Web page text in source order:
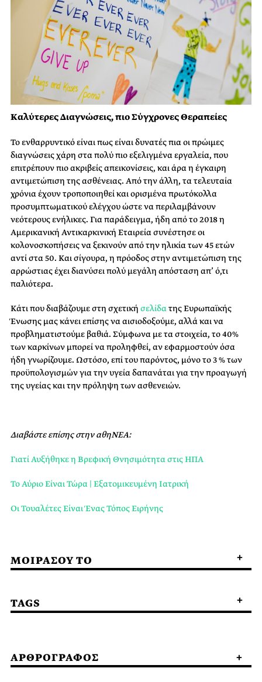
Καλύτερες Διαγνώσεις, πιο Σύγχρονες Θεραπείες
Το ενθαρρυντικό είναι πως είναι δυνατές πια οι πρώιμες
διαγνώσεις χάρη στα πολύ πιο εξελιγμένα εργαλεία, που
επιτρέπουν πιο ακριβείς απεικονίσεις, και άρα η έγκαιρη
αντιμετώπιση της ασθένειας. Από την άλλη, τα τελευταία
χρόνια έχουν τροποποιηθεί και ορισμένα πρωτόκολλα
προσυμπτωματικού ελέγχου ώστε να περιλαμβάνουν
νεότερους ενήλικες. Για παράδειγμα, ήδη από το 2018 η
Αμερικανική Αντικαρκινική Εταιρεία συνέστησε οι
κολονοσκοπήσεις να ξεκινούν από την ηλικία των 45 ετών
αντί στα 50. Και σίγουρα, η πρόοδος στην αντιμετώπιση της
αρρώστιας έχει διανύσει πολύ μεγάλη απόσταση απ’ ό,τι
παλιότερα.
Κάτι που διαβάζουμε στη σχετική σελίδατης Ευρωπαϊκής
Ένωσης μας κάνει επίσης να αισιοδοξούμε, αλλά και να
προβληματιστούμε βαθιά. Σύμφωνα με τα στοιχεία, το 40%
των καρκίνων μπορεί να προληφθεί, αν εφαρμοστούν όσα
ήδη γνωρίζουμε. Ωστόσο, επί του παρόντος, μόνο το 3 % των
προϋπολογισμών για την υγεία δαπανάται για την προαγωγή
της υγείας και την πρόληψη των ασθενειών.
Διαβάστε επίσης στην αθηΝΕΑ:
Γιατί Αυξήθηκε η Βρεφική Θνησιμότητα στις ΗΠΑ
Το Αύριο Είναι Τώρα | Εξατομικευμένη Ιατρική
Οι Τουαλέτες Είναι Ένας Τόπος Ειρήνης
ΜΟΙΡΑΣΟΥ ΤΟ
TAGS
ΑΡΘΡΟΓΡΑΦΟΣ